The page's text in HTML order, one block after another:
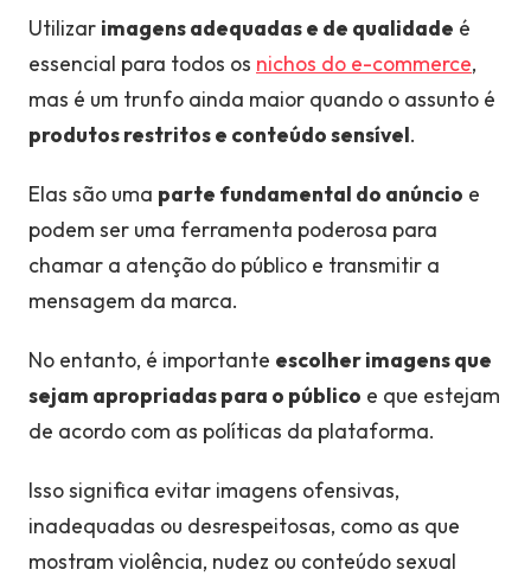
Utilizar imagens adequadas e de qualidade é
essencial para todos os nichos do e-commerce,
mas é um trunfo ainda maior quando o assunto é
produtos restritos e conteúdo sensível.
Elas são uma parte fundamental do anúncio e
podem ser uma ferramenta poderosa para
chamar a atenção do público e transmitir a
mensagem da marca.
No entanto, é importante escolher imagens que
sejam apropriadas para o público e que estejam
de acordo com as políticas da plataforma.
Isso significa evitar imagens ofensivas,
inadequadas ou desrespeitosas, como as que
mostram violência, nudez ou conteúdo sexual